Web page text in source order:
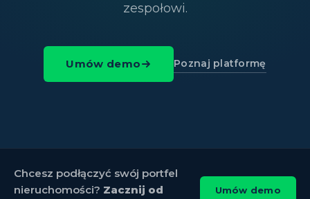
zespołowi.
Umów demo Poznaj platformę
Chcesz podłączyć swój portfel
nieruchomości? Zacznij od
Umów demo